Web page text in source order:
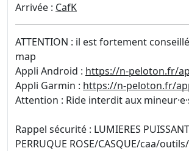
Arrivée : CafK
ATTENTION : il est fortement
map
Appli Android : https://n-peloton.fr/
Appli Garmin : https://n-peloton.fr/
Attention : Ride interdit aux
Rappel sécurité : LUMIERES
PERRUQUE ROSE/CASQUE/caa/